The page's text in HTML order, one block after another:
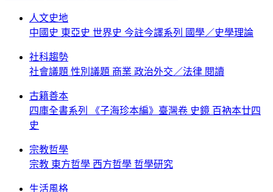
人文史地
中國史 東亞史 世界史 今註今譯系列 國學／史學理論
社科趨勢
社會議題 性別議題 商業 政治外交／法律 閱讀
古籍善本
四庫全書系列
《子海珍本編》臺灣卷 史鏡 百衲本廿四
史
宗教哲學
宗教 東方哲學 西方哲學 哲學研究
生活風格